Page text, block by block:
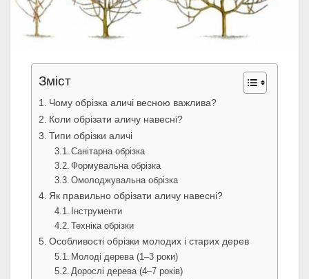
Зміст
Чому обрізка аличі весною важлива?
Коли обрізати аличу навесні?
Типи обрізки аличі
Санітарна обрізка
Формувальна обрізка
Омолоджувальна обрізка
Як правильно обрізати аличу навесні?
Інструменти
Техніка обрізки
Особливості обрізки молодих і старих дерев
Молоді дерева (1–3 роки)
Дорослі дерева (4–7 років)